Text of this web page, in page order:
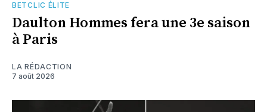
BETCLIC ÉLITE
Daulton Hommes fera une 3e saison
à Paris
LA RÉDACTION
7 août 2026